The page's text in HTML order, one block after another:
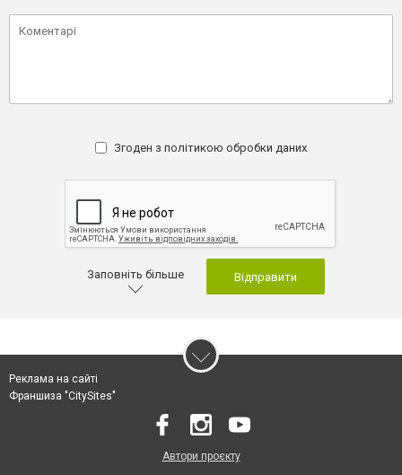
Згоден з політикою обробки даних
Заповніть більше Відправити
Реклама на сайті
Франшиза "CitySites"
Автори проєкту